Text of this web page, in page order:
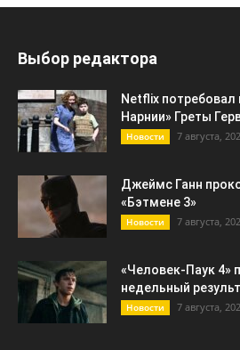
Выбор редактора
Netflix
Нарнии» Греты
Новости 7 августа,
Джеймс Ганн
«Бэтмене 3»
Новости 7 августа,
«Человек-Паук 4»
недельный
Новости 7 августа,